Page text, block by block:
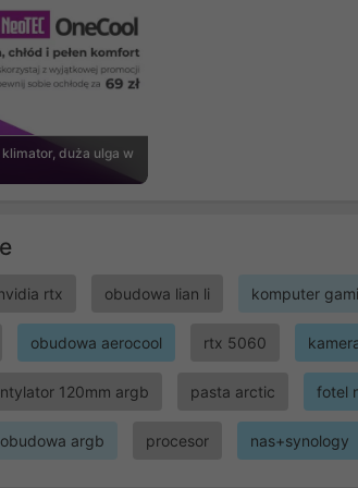
klimator, duża ulga w
rtx obudowa lian li komputer
obudowa aerocool rtx 5060
120mm argb pasta arctic fotel
obudowa argb procesor nas+synology